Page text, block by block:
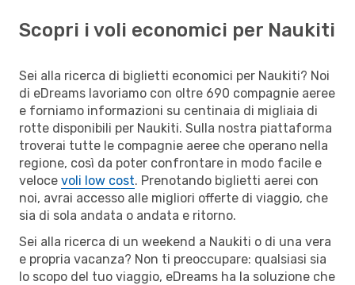
Scopri i voli economici per Naukiti
Sei alla ricerca di biglietti economici per Naukiti? Noi
di eDreams lavoriamo con oltre 690 compagnie aeree
e forniamo informazioni su centinaia di migliaia di
rotte disponibili per Naukiti. Sulla nostra piattaforma
troverai tutte le compagnie aeree che operano nella
regione, così da poter confrontare in modo facile e
veloce voli low cost. Prenotando biglietti aerei con
noi, avrai accesso alle migliori offerte di viaggio, che
sia di sola andata o andata e ritorno.
Sei alla ricerca di un weekend a Naukiti o di una vera
e propria vacanza? Non ti preoccupare: qualsiasi sia
lo scopo del tuo viaggio, eDreams ha la soluzione che